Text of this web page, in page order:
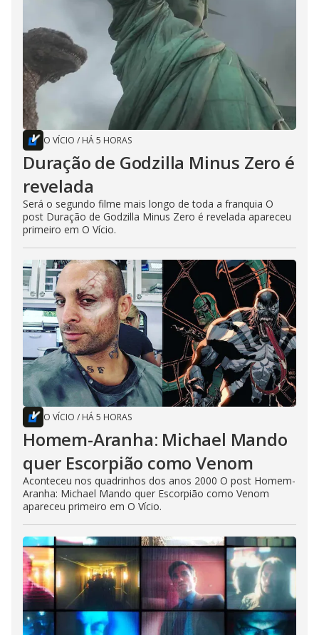
O VÍCIO / HÁ 5 HORAS
Duração de Godzilla Minus Zero é
revelada
Será o segundo filme mais longo de toda a franquia O
post Duração de Godzilla Minus Zero é revelada apareceu
primeiro em O Vício.
O VÍCIO / HÁ 5 HORAS
Homem-Aranha: Michael Mando
quer Escorpião como Venom
Aconteceu nos quadrinhos dos anos 2000 O post Homem-
Aranha: Michael Mando quer Escorpião como Venom
apareceu primeiro em O Vício.